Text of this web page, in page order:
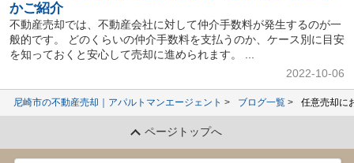
かご紹介
不動産売却では、不動産会社に対して仲介手数料が発生するのが一
般的です。 どのくらいの仲介手数料を支払うのか、ケース別に目安
を知っておくと安心して売却に進められます。 ...
2022-10-06
尼崎市の不動産売却｜アパルトマンエージェント ブログ一覧 任意売却に
ページトップへ